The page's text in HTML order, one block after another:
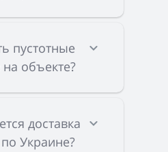
пустотные
объекте?
доставка
Украине?